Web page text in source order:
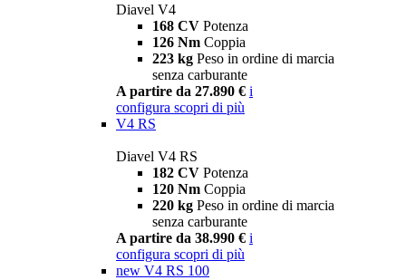
Diavel V4
168 CV Potenza
126 Nm Coppia
223 kg Peso in ordine di marcia
senza carburante
A partire da 27.890 € i
configura scopri di più
V4 RS
Diavel V4 RS
182 CV Potenza
120 Nm Coppia
220 kg Peso in ordine di marcia
senza carburante
A partire da 38.990 € i
configura scopri di più
new V4 RS 100